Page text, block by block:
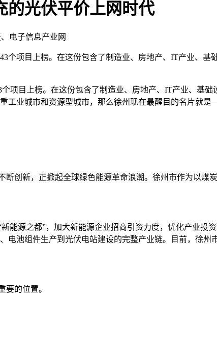
的光伏平价上网时代
电子信息产业网
个项目上榜。在这份包含了制造业、房地产、IT产业、
目上榜。在这份包含了制造业、房地产、IT产业、基
工业城市和资源型城市，那么徐州现在最醒目的名片就是
创新，正掀起全球绿色能源革命浪潮。徐州市作为以煤
源之都”，加大新能源企业招商引资力度，优化产业投
电池组件生产到光伏电站建设的完整产业链。目前，徐
的位置。